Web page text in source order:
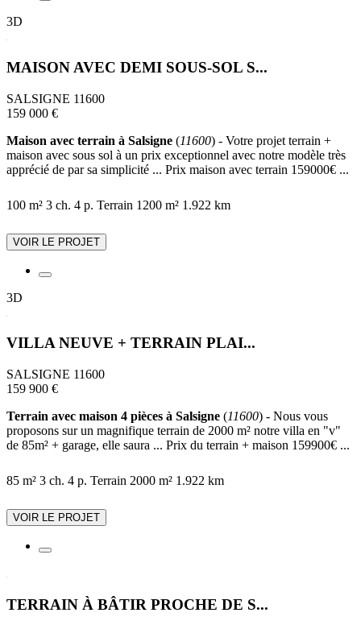
3D
MAISON AVEC DEMI SOUS-SOL S...
SALSIGNE 11600
159 000 €
Maison avec terrain à Salsigne (11600) - Votre projet terrain +
maison avec sous sol à un prix exceptionnel avec notre modèle très
apprécié de par sa simplicité ... Prix maison avec terrain 159000€ ...
100 m² 3 ch. 4 p. Terrain 1200 m² 1.922 km
VOIR LE PROJET
3D
VILLA NEUVE + TERRAIN PLAI...
SALSIGNE 11600
159 900 €
Terrain avec maison 4 pièces à Salsigne (11600) - Nous vous
proposons sur un magnifique terrain de 2000 m² notre villa en "v"
de 85m² + garage, elle saura ... Prix du terrain + maison 159900€ ...
85 m² 3 ch. 4 p. Terrain 2000 m² 1.922 km
VOIR LE PROJET
TERRAIN À BÂTIR PROCHE DE S...